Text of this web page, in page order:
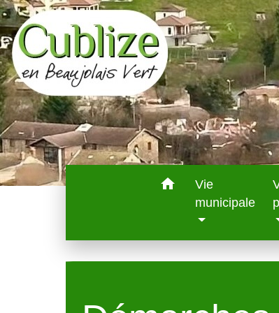
home
Vie
municipale